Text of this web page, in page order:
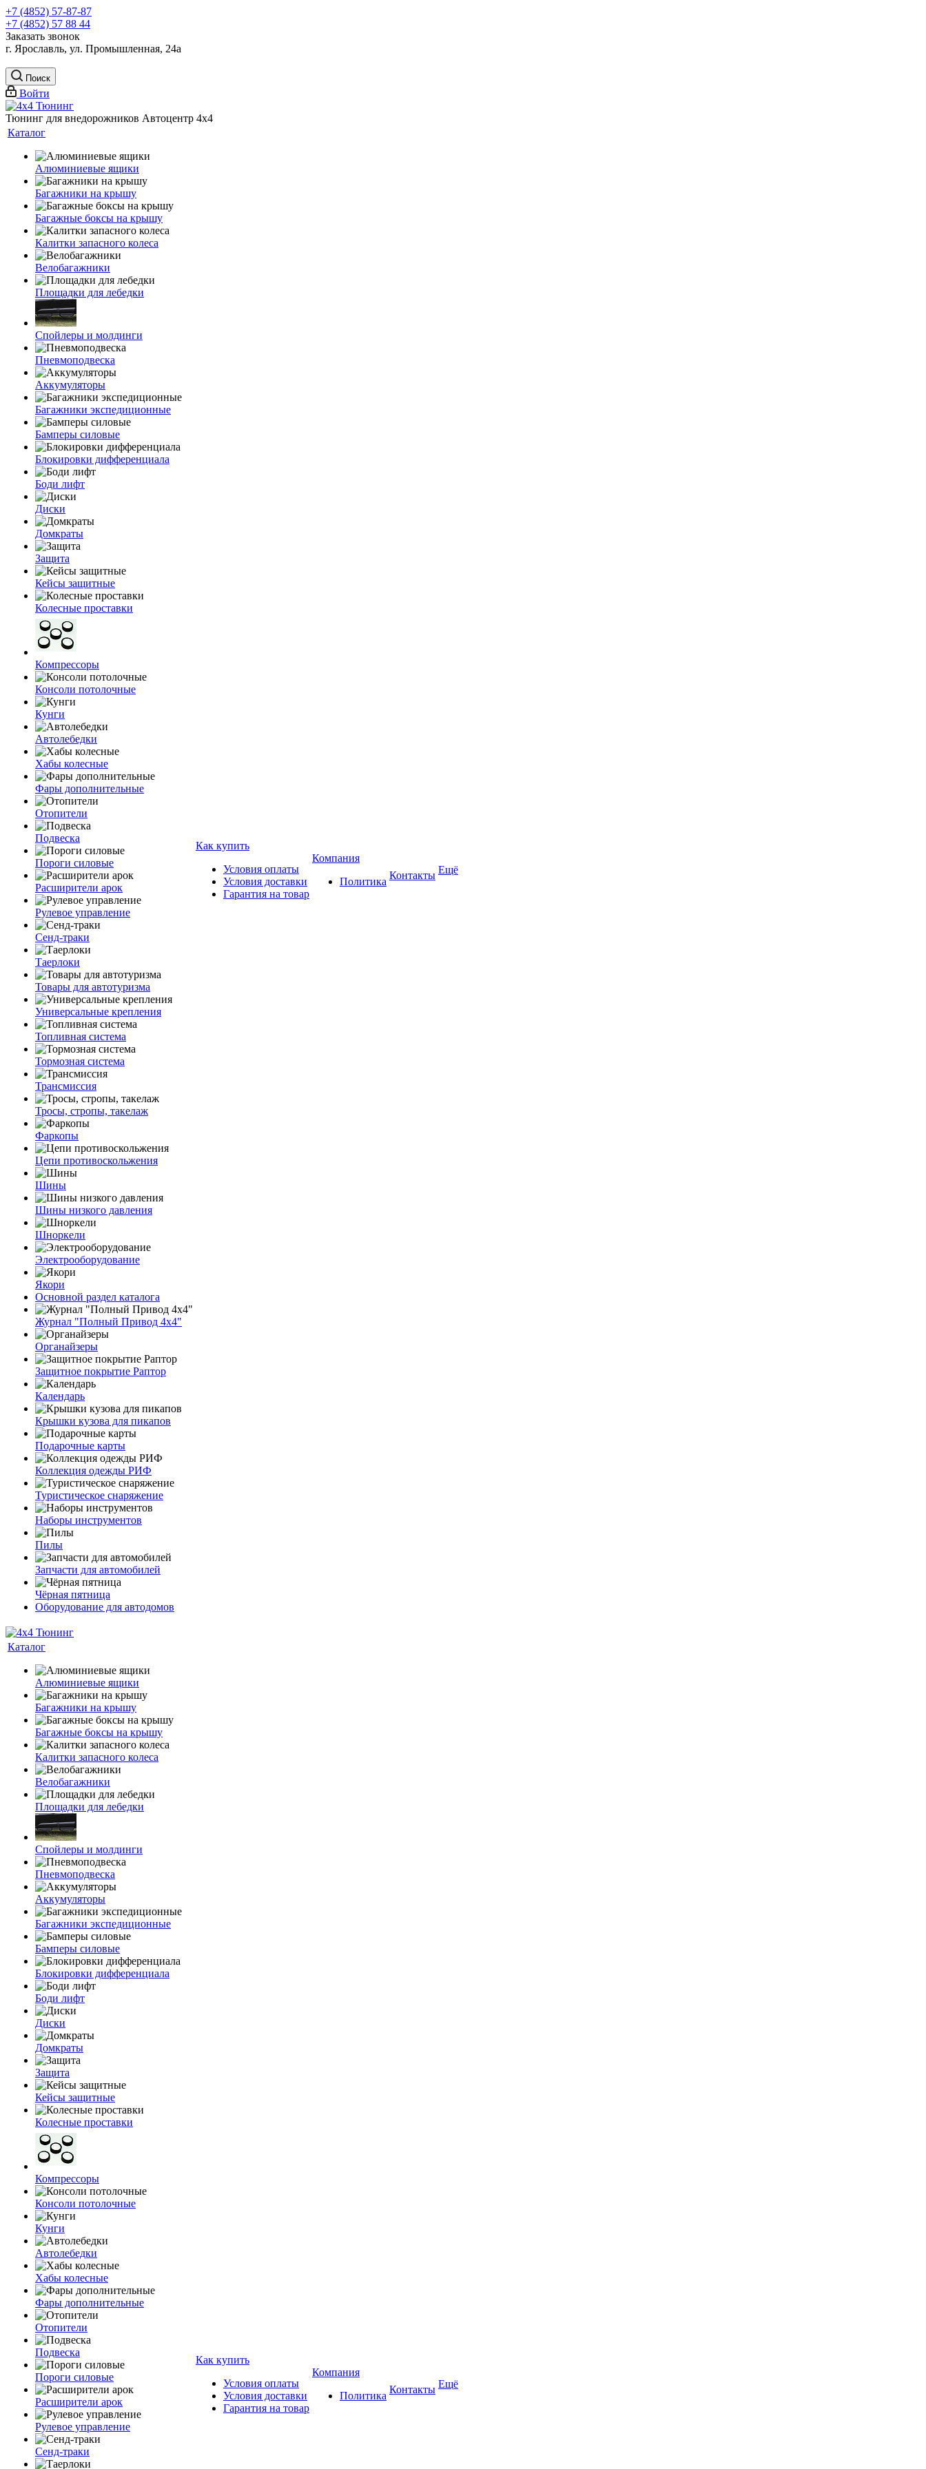
+7 (4852) 57-87-87
+7 (4852) 57 88 44
Заказать звонок
г. Ярославль, ул. Промышленная, 24а
Поиск
Войти
Тюнинг для внедорожников Автоцентр 4х4
Каталог
Алюминиевые ящики
Багажники на крышу
Багажные боксы на крышу
Калитки запасного колеса
Велобагажники
Площадки для лебедки
Спойлеры и молдинги
Пневмоподвеска
Аккумуляторы
Багажники экспедиционные
Бамперы силовые
Блокировки дифференциала
Боди лифт
Диски
Домкраты
Защита
Кейсы защитные
Колесные проставки
Компрессоры
Консоли потолочные
Кунги
Автолебедки
Хабы колесные
Фары дополнительные
Отопители
Подвеска
Пороги силовые
Расширители арок
Рулевое управление
Сенд-траки
Таерлоки
Товары для автотуризма
Универсальные крепления
Топливная система
Тормозная система
Трансмиссия
Тросы, стропы, такелаж
Фаркопы
Цепи противоскольжения
Шины
Шины низкого давления
Шноркели
Электрооборудование
Якори
Основной раздел каталога
Журнал "Полный Привод 4х4"
Органайзеры
Защитное покрытие Раптор
Календарь
Крышки кузова для пикапов
Подарочные карты
Коллекция одежды РИФ
Туристическое снаряжение
Наборы инструментов
Пилы
Запчасти для автомобилей
Чёрная пятница
Оборудование для автодомов
Как купить
Условия оплаты
Условия доставки
Гарантия на товар
Компания
Политика
Контакты Ещё
Каталог
Алюминиевые ящики
Багажники на крышу
Багажные боксы на крышу
Калитки запасного колеса
Велобагажники
Площадки для лебедки
Спойлеры и молдинги
Пневмоподвеска
Аккумуляторы
Багажники экспедиционные
Бамперы силовые
Блокировки дифференциала
Боди лифт
Диски
Домкраты
Защита
Кейсы защитные
Колесные проставки
Компрессоры
Консоли потолочные
Кунги
Автолебедки
Хабы колесные
Фары дополнительные
Отопители
Подвеска
Пороги силовые
Расширители арок
Рулевое управление
Сенд-траки
Как купить
Условия оплаты
Условия доставки
Гарантия на товар
Компания
Политика
Контакты Ещё